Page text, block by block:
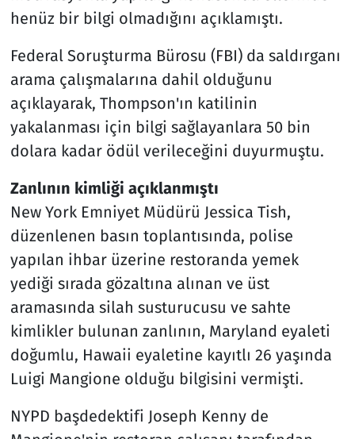
henüz bir bilgi olmadığını açıklamıştı.
Federal Soruşturma Bürosu (FBI) da saldırganı
arama çalışmalarına dahil olduğunu
açıklayarak, Thompson'ın katilinin
yakalanması için bilgi sağlayanlara 50 bin
dolara kadar ödül verileceğini duyurmuştu.
Zanlının kimliği açıklanmıştı
New York Emniyet Müdürü Jessica Tish,
düzenlenen basın toplantısında, polise
yapılan ihbar üzerine restoranda yemek
yediği sırada gözaltına alınan ve üst
aramasında silah susturucusu ve sahte
kimlikler bulunan zanlının, Maryland eyaleti
doğumlu, Hawaii eyaletine kayıtlı 26 yaşında
Luigi Mangione olduğu bilgisini vermişti.
NYPD başdedektifi Joseph Kenny de